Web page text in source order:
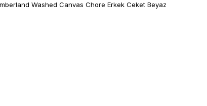
Washed Canvas Chore Erkek Ceket Beyaz